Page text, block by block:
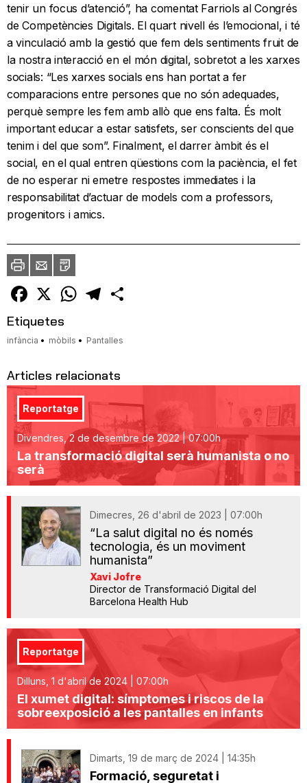
tenir un focus d’atenció”, ha comentat Farriols al Congrés
de Competències Digitals. El quart nivell és l’emocional, i té
a vinculació amb la gestió que fem dels sentiments fruit de
la nostra interacció en el món digital, sobretot a les xarxes
socials: “Les xarxes socials ens han portat a fer
comparacions entre persones que no són adequades,
perquè sempre les fem amb allò que ens falta. És molt
important educar a estar satisfets, ser conscients del que
tenim i del que som”. Finalment, el darrer àmbit és el
social, en el qual entren qüestions com la paciència, el fet
de no esperar ni emetre respostes immediates i la
responsabilitat d’actuar de models com a professors,
progenitors i amics.
ImprimirEnvia
un
amic
PDF
Facebook
X WhatsAppTelegram
Etiquetes
infància mòbils Pantalles
Articles relacionats
Reportatge
Divendres, 2 de desembre de 2022 | 07:00h
La transformació digital serà humanista o no
serà
Dimecres, 26 d'abril de 2023 | 07:00h
“La salut digital no és només
tecnologia, és un moviment
humanista”
Xavi Jofre
Director de Transformació Digital del
Barcelona Health Hub
Reportatge
Dilluns, 1 d'abril de 2024 | 07:00h
El xumet digital: símptomes i riscos de la
sobreexposició a les pantalles en infants
Dimarts, 19 de març de 2024 | 14:35h
Formació, seguretat i